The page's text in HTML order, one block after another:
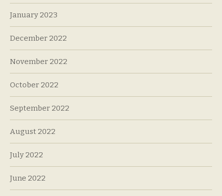
January 2023
December 2022
November 2022
October 2022
September 2022
August 2022
July 2022
June 2022